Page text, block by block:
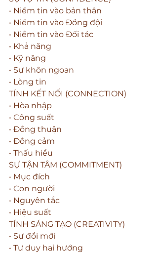
• Niềm tin vào bản thân
• Niềm tin vào Đồng đội
• Niềm tin vào Đối tác
• Khả năng
• Kỹ năng
• Sự khôn ngoan
• Lòng tin
TÍNH KẾT NỐI (CONNECTION)
• Hòa nhập
• Công suất
• Đồng thuận
• Đồng cảm
• Thấu hiểu
SỰ TẬN TÂM (COMMITMENT)
• Mục đích
• Con người
• Nguyên tắc
• Hiệu suất
TÍNH SÁNG TẠO (CREATIVITY)
• Sự đổi mới
• Tư duy hai hướng